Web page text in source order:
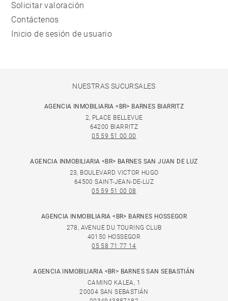
Solicitar valoración
Contáctenos
Inicio de sesión de usuario
NUESTRAS SUCURSALES
AGENCIA INMOBILIARIA <BR> BARNES BIARRITZ
2, PLACE BELLEVUE
64200 BIARRITZ
05 59 51 00 00
AGENCIA INMOBILIARIA <BR> BARNES SAN JUAN DE LUZ
23, BOULEVARD VICTOR HUGO
64500 SAINT-JEAN-DE-LUZ
05 59 51 00 08
AGENCIA INMOBILIARIA <BR> BARNES HOSSEGOR
278, AVENUE DU TOURING CLUB
40150 HOSSEGOR
05 58 71 77 14
AGENCIA INMOBILIARIA <BR> BARNES SAN SEBASTIÁN
CAMINO KALEA, 1
20004 SAN SEBASTIÁN